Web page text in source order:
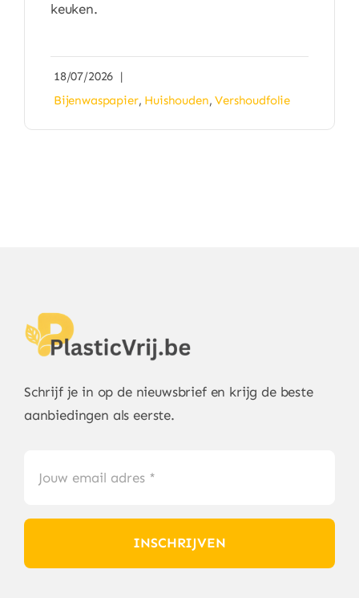
keuken.
18/07/2026 |
Bijenwaspapier, Huishouden,Vershoudfolie
Schrijf je in op de nieuwsbrief en krijg de beste
aanbiedingen als eerste.
INSCHRIJVEN